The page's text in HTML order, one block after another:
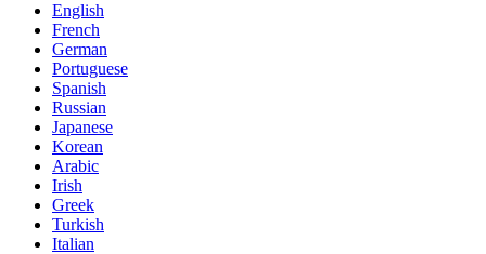
English
French
German
Portuguese
Spanish
Russian
Japanese
Korean
Arabic
Irish
Greek
Turkish
Italian